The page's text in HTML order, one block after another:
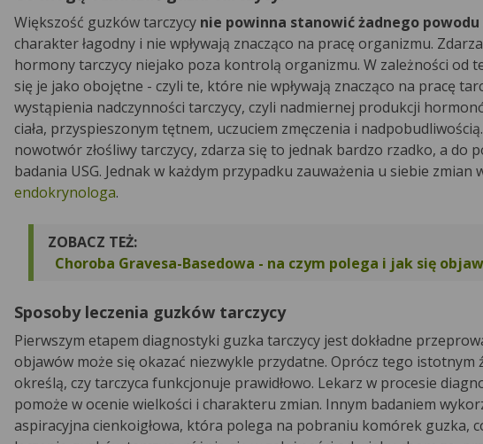
Większość guzków tarczycy nie powinna stanowić żadnego
charakter łagodny i nie wpływają znacząco na pracę organizmu.
hormony tarczycy niejako poza kontrolą organizmu. W zależności
się je jako obojętne - czyli te, które nie wpływają znacząco na pracę
wystąpienia nadczynności tarczycy, czyli nadmiernej produkcji
ciała, przyspieszonym tętnem, uczuciem zmęczenia i
nowotwór złośliwy tarczycy, zdarza się to jednak bardzo rzadko, a
badania USG. Jednak w każdym przypadku zauważenia u siebie
endokrynologa.
ZOBACZ TEŻ:
Choroba Gravesa-Basedowa - na czym polega i jak się
Sposoby leczenia guzków tarczycy
Pierwszym etapem diagnostyki guzka tarczycy jest dokładne
objawów może się okazać niezwykle przydatne. Oprócz tego istotnym
określą, czy tarczyca funkcjonuje prawidłowo. Lekarz w procesie
pomoże w ocenie wielkości i charakteru zmian. Innym badaniem
aspiracyjna cienkoigłowa, która polega na pobraniu komórek guzka,